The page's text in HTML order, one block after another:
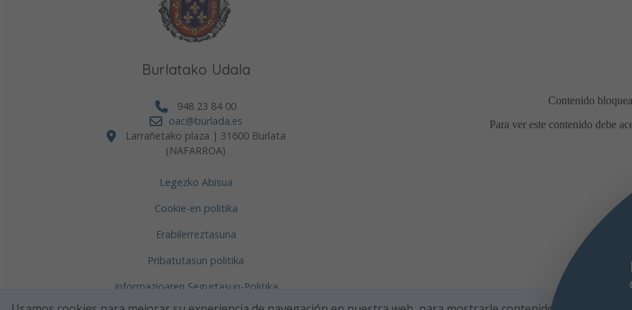
fiestas de agosto, el Ayuntamiento de
Burlada recuerda las condiciones para la
celebración de comidas en la calle, con el
Burlatako Udala
948 23 84 00
oac@burlada.es
Larrañetako plaza | 31600 Burlata
(NAFARROA)
Legezko Abisua
Cookie-en politika
Erabilerreztasuna
Pribatutasun politika
Informazioaren Segurtasun-Politika